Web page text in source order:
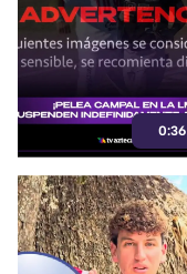
0:36